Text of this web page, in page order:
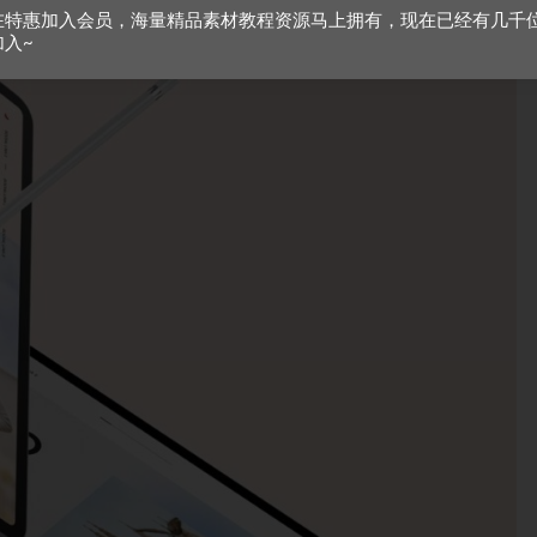
特惠加入会员，海量精品素材教程资源马上拥有，现在已经有几千
入~